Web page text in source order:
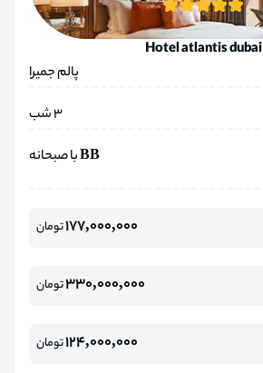
Hotel atlantis dubai
پالم جمیرا
3 شب
BB با صبحانه
177,000,000تومان
330,000,000تومان
124,000,000تومان